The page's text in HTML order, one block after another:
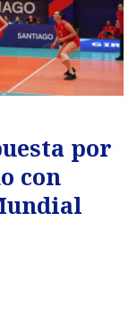
por
con